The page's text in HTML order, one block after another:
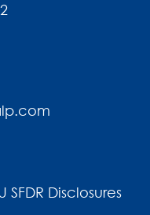
SFDR Disclosures